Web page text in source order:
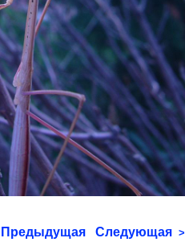
Предыдущая Следующая >